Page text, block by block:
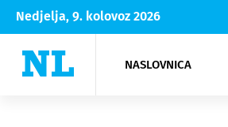
Nedjelja, 9. kolovoz 2026
NASLOVNICA